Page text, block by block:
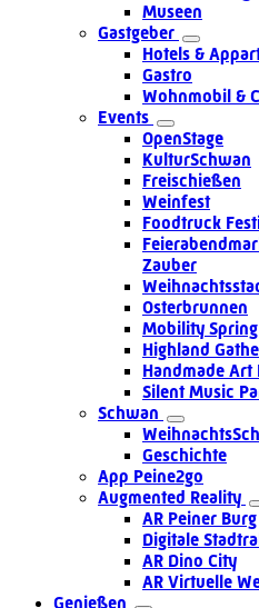
Museen
Gastgeber
Hotels &
Gastro
Wohnmobil &
Events
OpenStage
KulturSchwan
Freischießen
Weinfest
Foodtruck
Zauber
Osterbrunnen
Mobility Spring
Highland
Handmade Art
Silent Music
Schwan
Geschichte
App Peine2go
Augmented Reality
AR Peiner Burg
Digitale
AR Dino City
AR Virtuelle
Genießen